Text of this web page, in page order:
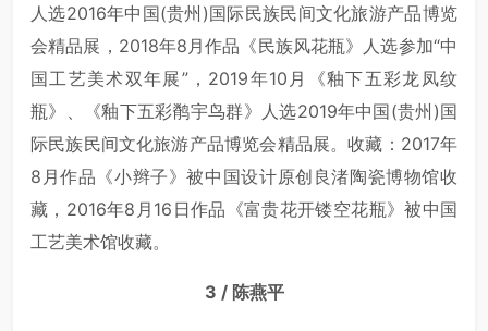
人选2016年中国(贵州)国际民族民间文化旅游产品博览
会精品展，2018年8月作品《民族风花瓶》人选参加“中
国工艺美术双年展”，2019年10月《釉下五彩龙凤纹
瓶》、《釉下五彩鹡宇鸟群》人选2019年中国(贵州)国
际民族民间文化旅游产品博览会精品展。收藏：2017年
8月作品《小辫子》被中国设计原创良渚陶瓷博物馆收
藏，2016年8月16日作品《富贵花开镂空花瓶》被中国
工艺美术馆收藏。
3 / 陈燕平